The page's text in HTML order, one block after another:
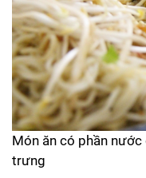
Món ăn có phần
trưng